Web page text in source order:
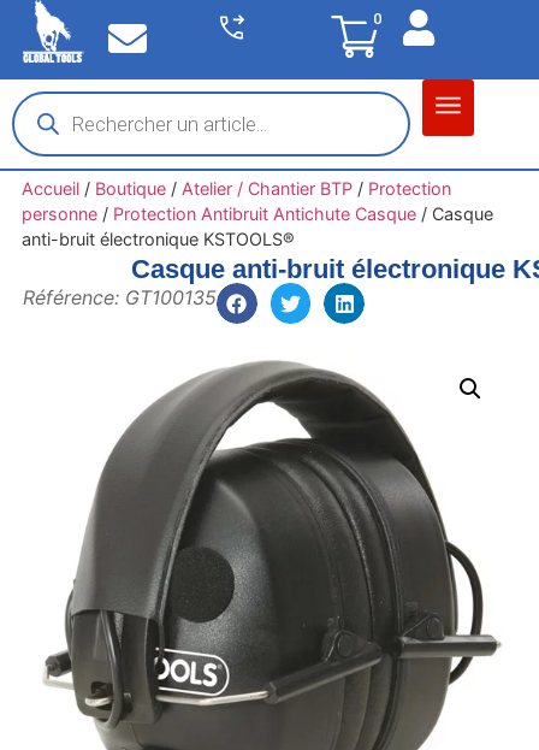
0
Accueil/ Boutique/ Atelier / Chantier BTP/ Protection
personne/ Protection Antibruit Antichute Casque/ Casque
anti-bruit électronique KSTOOLS®
Casque anti-bruit électronique
Référence: GT100135